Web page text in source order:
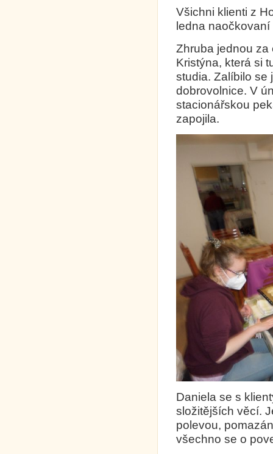
Všichni klienti z
ledna
Zhruba jednou za
Kristýna, která si
studia. Zalíbilo se
dobrovolnice. V
stacionářskou
zapojila.
Daniela se s
složitějších věcí.
polevou,
všechno se o